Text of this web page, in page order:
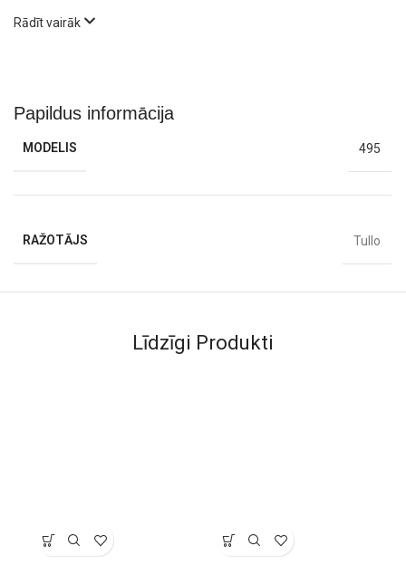
nākšanas periodā
maigās tekstūras masē smaganas ,
Rādīt vairāk
Papildus informācija
MODELIS 495
RAŽOTĀJS Tullo
Līdzīgi Produkti